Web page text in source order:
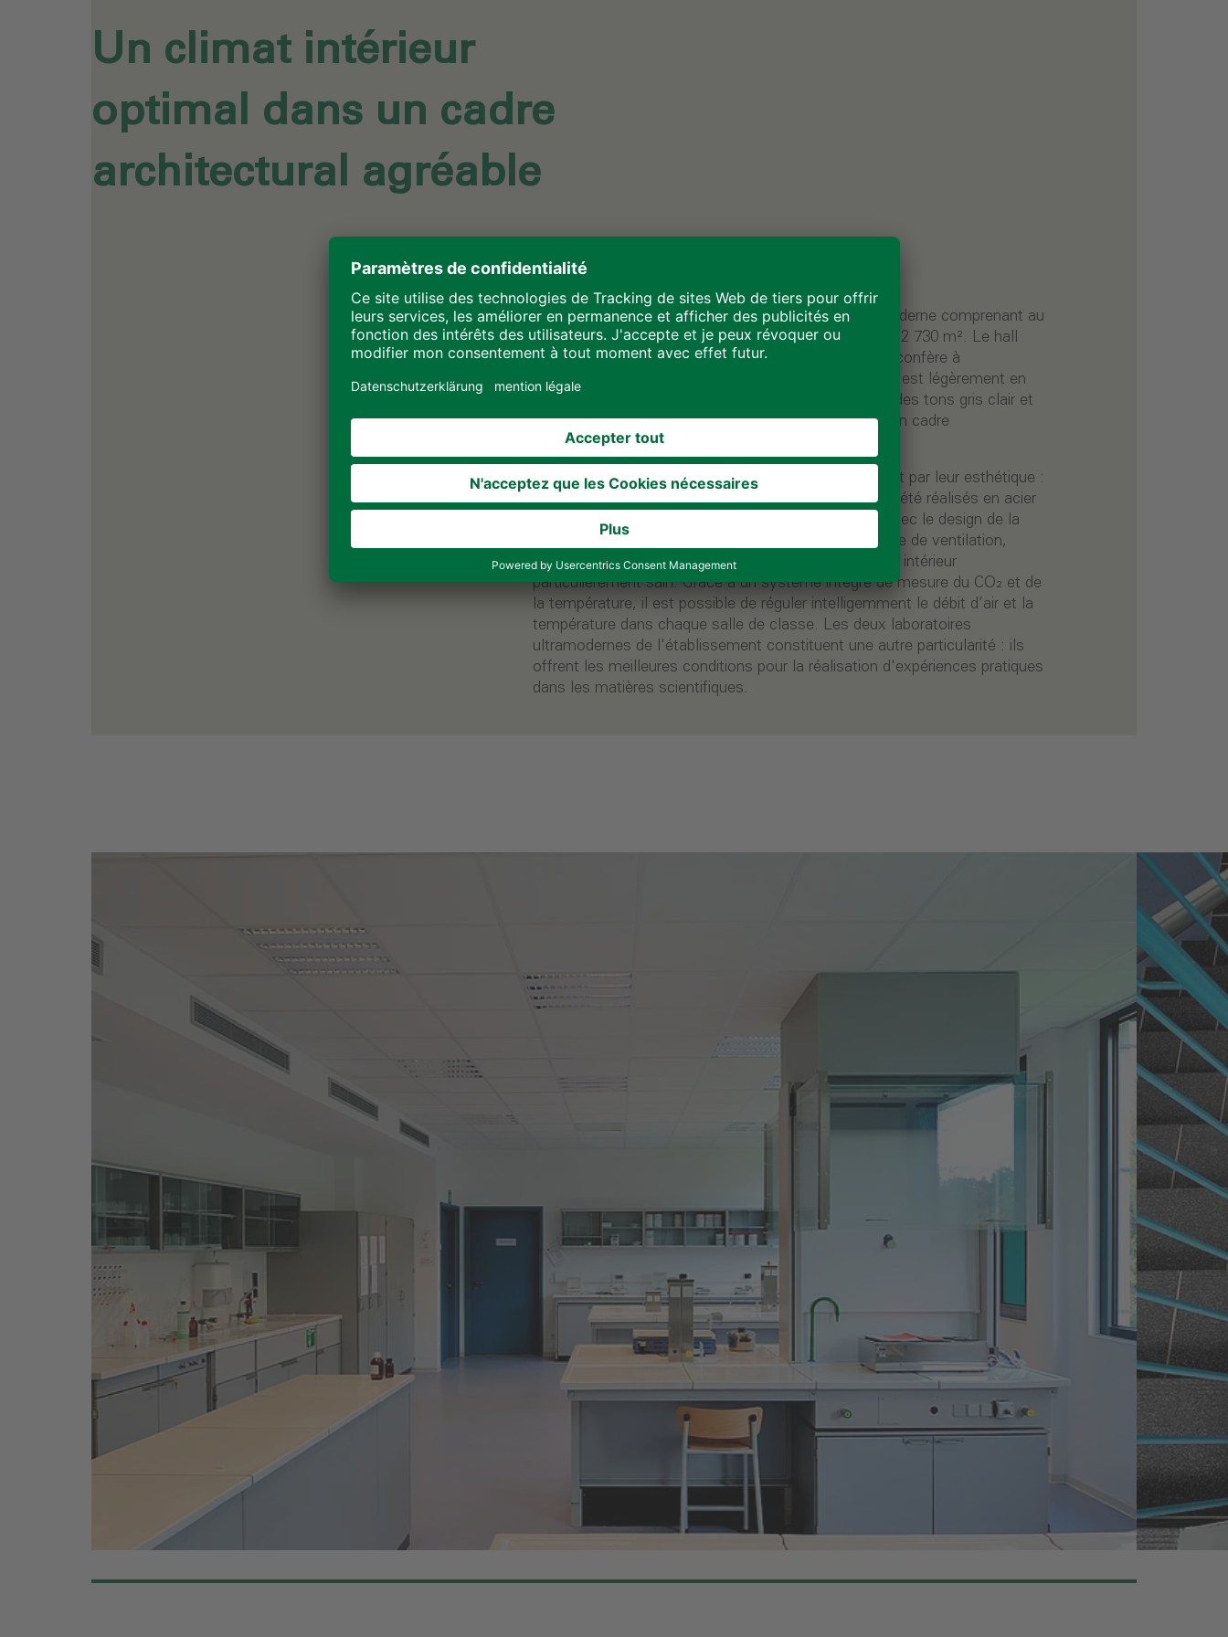
Un climat intérieur
optimal dans un cadre
architectural agréable
On y trouve aujourd'hui un établissement scolaire moderne comprenant au
total 26 salles de classe et d'une superficie totale de 2 730 m². Le hall
d'entrée central divise le bâtiment en deux parties et confère à
l'architecture une symétrie impressionnante. L'entrée est légèrement en
retrait par rapport à la ligne de façade, déclinée dans des tons gris clair et
bleu, et offre, avec son hall ouvert sur trois étages, un cadre
spectaculaire.
Les parties latérales du bâtiment séduisent également par leur esthétique :
les revêtements des cages d'escalier extérieures ont été réalisés en acier
galvanisé et perforé et s'harmonisent parfaitement avec le design de la
façade de la partie principale du bâtiment. Un système de ventilation,
conçu selon un concept spécifique, garantit un climat intérieur
particulièrement sain. Grâce à un système intégré de mesure du CO₂ et de
la température, il est possible de réguler intelligemment le débit d’air et la
température dans chaque salle de classe. Les deux laboratoires
ultramodernes de l'établissement constituent une autre particularité : ils
offrent les meilleures conditions pour la réalisation d'expériences pratiques
dans les matières scientifiques.